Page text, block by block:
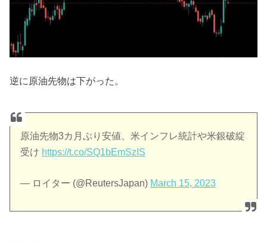
逆に原油先物は下がった。
原油先物3カ月ぶり安値、米インフレ統計や米銀破綻
受け https://t.co/SQ1bEmSzIS
— ロイター (@ReutersJapan) March 15, 2023